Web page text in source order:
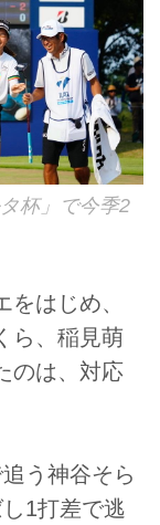
杯」で今季2
はじめ、
ら、稲見萌
のは、対応
う神谷そら
1打差で逃